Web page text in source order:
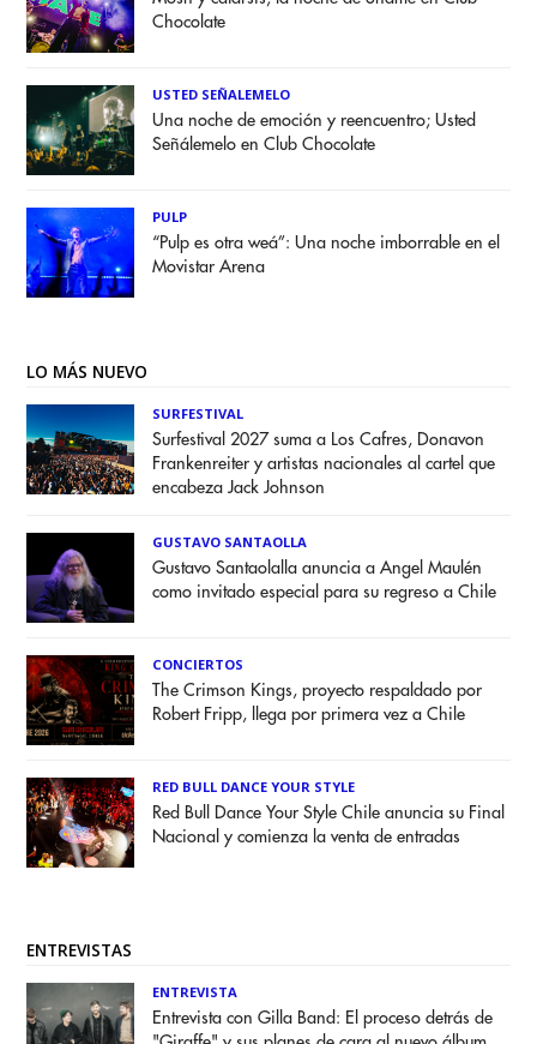
Chocolate
USTED SEÑALEMELO
Una noche de emoción y reencuentro; Usted
Señálemelo en Club Chocolate
PULP
“Pulp es otra weá”: Una noche imborrable en el
Movistar Arena
LO MÁS NUEVO
SURFESTIVAL
Surfestival 2027 suma a Los Cafres, Donavon
Frankenreiter y artistas nacionales al cartel que
encabeza Jack Johnson
GUSTAVO SANTAOLLA
Gustavo Santaolalla anuncia a Angel Maulén
como invitado especial para su regreso a Chile
CONCIERTOS
The Crimson Kings, proyecto respaldado por
Robert Fripp, llega por primera vez a Chile
RED BULL DANCE YOUR STYLE
Red Bull Dance Your Style Chile anuncia su Final
Nacional y comienza la venta de entradas
ENTREVISTAS
ENTREVISTA
Entrevista con Gilla Band: El proceso detrás de